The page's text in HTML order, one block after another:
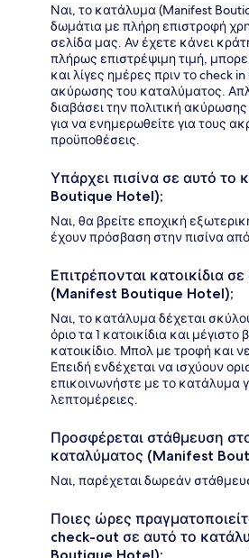
Ναι, το κατάλυμα (Manifest
δωμάτια με πλήρη επιστροφή
σελίδα μας. Αν έχετε κάνει
πλήρως επιστρέψιμη τιμή,
και λίγες ημέρες πριν το check
ακύρωσης του καταλύματος.
διαβάσει την πολιτική
για να ενημερωθείτε για τους
προϋποθέσεις.
Υπάρχει πισίνα σε αυτό το
Boutique Hotel);
Ναι, θα βρείτε εποχική
έχουν πρόσβαση στην πισίνα
Επιτρέπονται κατοικίδια
(Manifest Boutique Hotel);
Ναι, το κατάλυμα δέχεται
όριο τα 1 κατοικίδια και
κατοικίδιο. Μπολ με τροφή και
Επειδή ενδέχεται να ισχύουν
επικοινωνήστε με το κατάλυμα
λεπτομέρειες.
Προσφέρεται στάθμευση
καταλύματος (Manifest
Ναι, παρέχεται δωρεάν
Ποιες ώρες
check-out σε αυτό το